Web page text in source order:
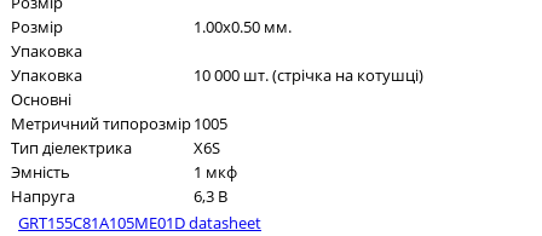
Розмір
1.00x0.50 мм.
Упаковка
Упаковка
10 000 шт. (стрічка на котушці)
Основні
Метричний типорозмір1005
Тип діелектрика
X6S
Эмність
1 мкф
Напруга
6,3 В
GRT155C81A105ME01D datasheet